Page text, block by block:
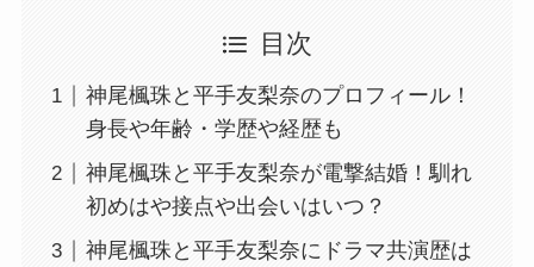
目次
神尾楓珠と平手友梨奈のプロフィール！
身長や年齢・学歴や経歴も
神尾楓珠と平手友梨奈が電撃結婚！馴れ
初めはや接点や出会いはいつ？
神尾楓珠と平手友梨奈にドラマ共演歴は